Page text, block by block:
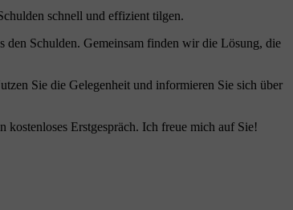
schnell und effizient tilgen.
den Schulden. Gemeinsam finden wir die Lösung, die
Sie die Gelegenheit und informieren Sie sich über
kostenloses Erstgespräch. Ich freue mich auf Sie!